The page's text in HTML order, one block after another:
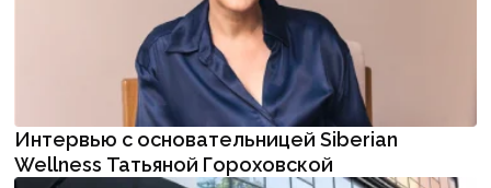
Интервью с основательницей Siberian
Wellness Татьяной Гороховской